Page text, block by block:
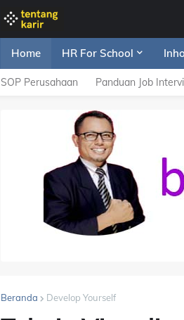
Home HR For School
SOP Perusahaan Panduan Job
Beranda Develop Yourself